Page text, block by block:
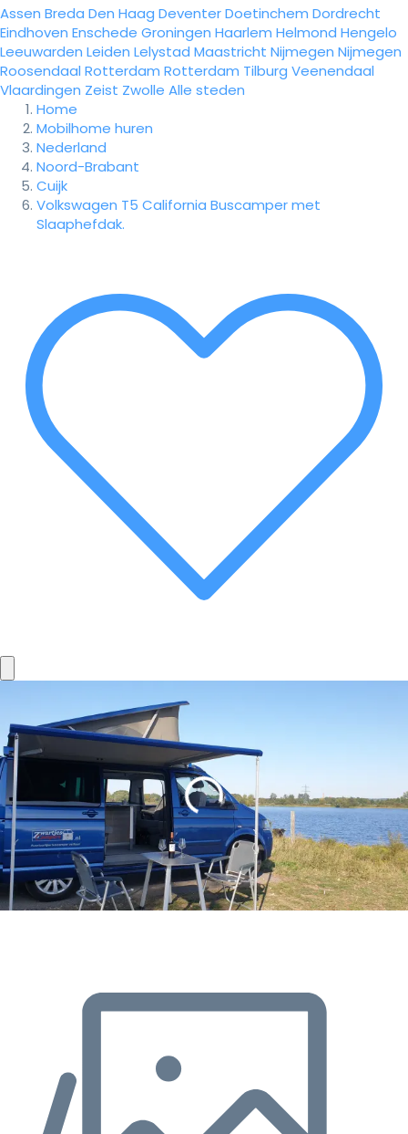
Assen Breda Den Haag DeventerDoetinchem Dordrecht
Eindhoven Enschede Groningen Haarlem Helmond Hengelo
Leeuwarden Leiden Lelystad Maastricht Nijmegen Nijmegen
Roosendaal Rotterdam Rotterdam Tilburg Veenendaal
Vlaardingen Zeist Zwolle Alle steden
Home
Mobilhome huren
Nederland
Noord-Brabant
Cuijk
Volkswagen T5 California Buscamper met
Slaaphefdak.